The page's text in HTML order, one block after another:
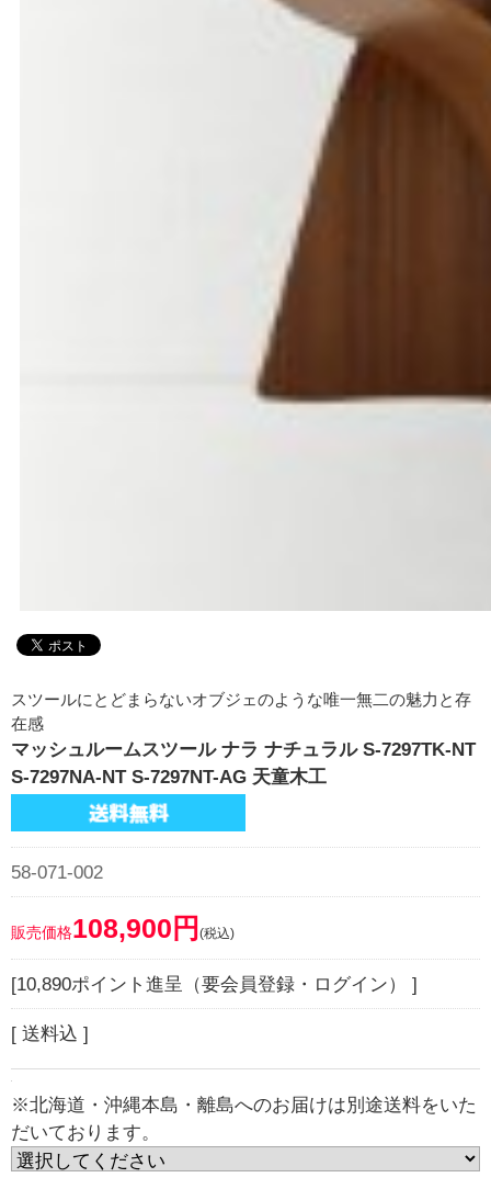
スツールにとどまらないオブジェのような唯一無二の魅力と存
在感
マッシュルームスツール ナラ ナチュラル S-7297TK-NT
S-7297NA-NT S-7297NT-AG 天童木工
58-071-002
販売価格108,900円 (税込)
[10,890ポイント進呈（要会員登録・ログイン） ]
[ 送料込 ]
※北海道・沖縄本島・離島へのお届けは別途送料をいた
だいております。